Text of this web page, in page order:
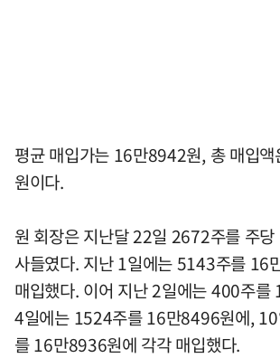
평균 매입가는 16만8942원, 총 매입
원이다.
원 회장은 지난달 22일 2672주를 주
사들였다. 지난 1일에는 5143주를 16
매입했다. 이어 지난 2일에는 400주
4일에는 1524주를 16만8496원에,
를 16만8936원에 각각 매입했다.